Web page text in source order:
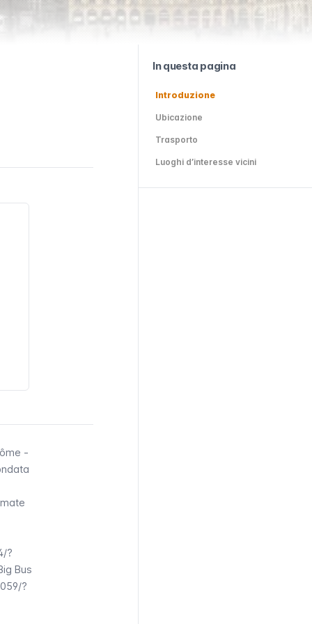
-
?
Bus
?
In questa pagina
Introduzione
Ubicazione
Trasporto
Luoghi d’interesse vicini